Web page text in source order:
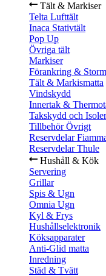
Tält & Markiser
Telta Lufttält
Inaca Stativtält
Pop Up
Övriga tält
Markiser
Förankring &
Tält & Markismatta
Vindskydd
Innertak &
Takskydd och
Tillbehör Övrigt
Reservdelar
Reservdelar Thule
Hushåll & Kök
Servering
Grillar
Spis & Ugn
Omnia Ugn
Kyl & Frys
Hushållselektronik
Köksapparater
Anti-Glid matta
Inredning
Städ & Tvätt